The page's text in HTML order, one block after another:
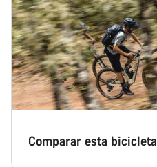
Comparar esta bicicleta